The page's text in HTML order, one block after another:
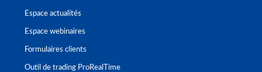
Espace actualités
Espace webinaires
Formulaires clients
Outil de trading ProRealTime